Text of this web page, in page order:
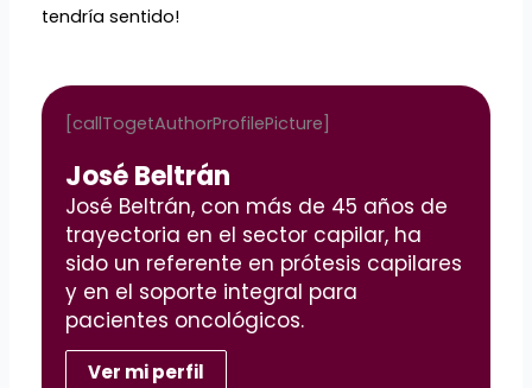
tendría sentido!
[callTogetAuthorProfilePicture]
José Beltrán
José Beltrán, con más de 45 años de
trayectoria en el sector capilar, ha
sido un referente en prótesis capilares
y en el soporte integral para
pacientes oncológicos.
Ver mi perfil